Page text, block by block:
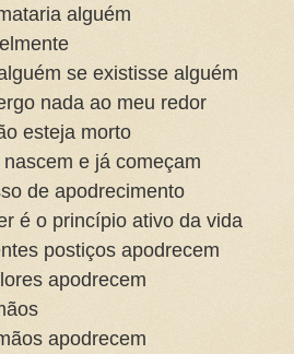
alguém
se existisse alguém
nada ao meu redor
esteja morto
e já começam
de apodrecimento
é o princípio ativo da vida
postiços apodrecem
apodrecem
apodrecem